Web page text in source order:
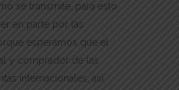
se transmite, para esto
en parte por las
esperamos que el
y comprador de las
internacionales, así